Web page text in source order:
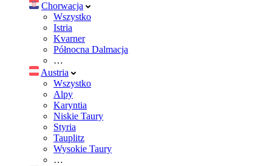
Chorwacja
Wszystko
Istria
Kvarner
Północna Dalmacja
…
Austria
Wszystko
Alpy
Karyntia
Niskie Taury
Styria
Tauplitz
Wysokie Taury
…